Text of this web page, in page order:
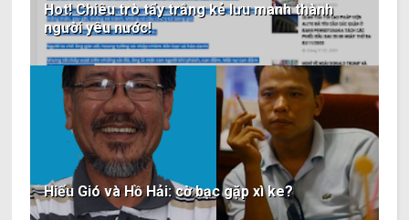
Hot! Chiêu trò tẩy trắng kẻ lưu manh thành
người yêu nước!
Hiếu Gió và Hồ Hải: cờ bạc gặp xì ke?